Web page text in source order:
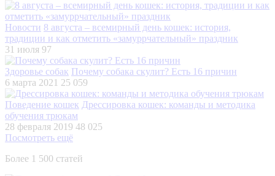
Новости 8 августа – всемирный день кошек: история,
традиции и как отметить «замуррчательный» праздник
31 июля 97
Здоровье собак Почему собака скулит? Есть 16 причин
6 марта 2021 25 059
Поведение кошек Дрессировка кошек: команды и методика
обучения трюкам
28 февраля 2019 48 025
Посмотреть ещё
Более 1 500 статей